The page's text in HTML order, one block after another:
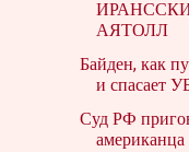
АЯТОЛЛ
Байден, как
и спасает
Суд РФ